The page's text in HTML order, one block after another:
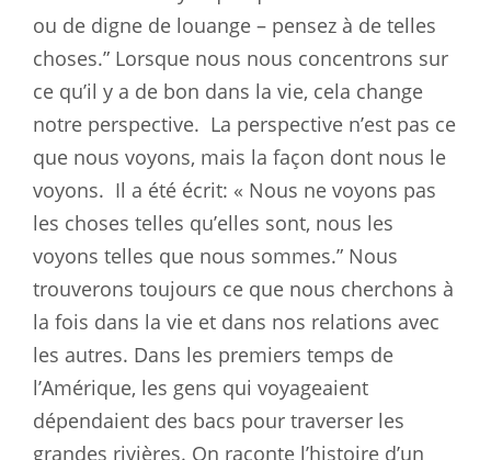
ou de digne de louange – pensez à de telles
choses.” Lorsque nous nous concentrons sur
ce qu’il y a de bon dans la vie, cela change
notre perspective. La perspective n’est pas ce
que nous voyons, mais la façon dont nous le
voyons. Il a été écrit: « Nous ne voyons pas
les choses telles qu’elles sont, nous les
voyons telles que nous sommes.” Nous
trouverons toujours ce que nous cherchons à
la fois dans la vie et dans nos relations avec
les autres. Dans les premiers temps de
l’Amérique, les gens qui voyageaient
dépendaient des bacs pour traverser les
grandes rivières. On raconte l’histoire d’un